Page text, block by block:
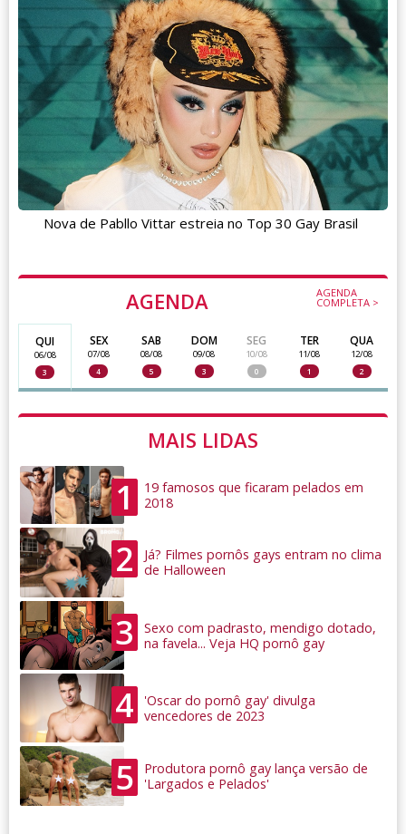
AGENDA AGENDA
COMPLETA >
QUI
06/08
3
SEX
07/08
4
SAB
08/08
5
DOM
09/08
3
SEG
10/08
0
TER
11/08
1
QUA
12/08
2
MAIS LIDAS
1
19 famosos que ficaram pelados em
2018
2
Já? Filmes pornôs gays entram no clima
de Halloween
3
Sexo com padrasto, mendigo dotado,
na favela... Veja HQ pornô gay
4
'Oscar do pornô gay' divulga
vencedores de 2023
5
Produtora pornô gay lança versão de
'Largados e Pelados'
Nova de Pabllo Vittar estreia no Top 30 Gay Brasil